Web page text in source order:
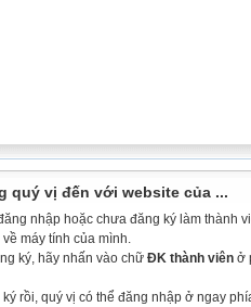
quý vị đến với website của ...
nhập hoặc chưa đăng ký làm thành
máy tính của mình.
ký, hãy nhấn vào chữ ĐK thành viên ở
ký rồi, quý vị có thể đăng nhập ở ngay